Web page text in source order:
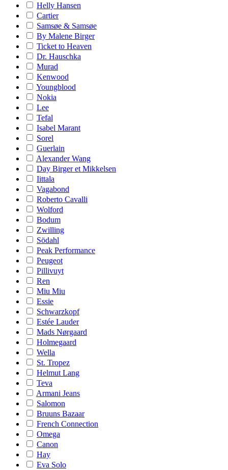
Helly Hansen
Cartier
Samsøe & Samsøe
By Malene Birger
Ticket to Heaven
Dr. Hauschka
Murad
Kenwood
Youngblood
Nokia
Lee
Tefal
Isabel Marant
Sorel
Guerlain
Alexander Wang
Day Birger et Mikkelsen
Iittala
Vagabond
Roberto Cavalli
Wolford
Bodum
Zwilling
Södahl
Peak Performance
Peugeot
Pillivuyt
Ren
Miu Miu
Essie
Schwarzkopf
Estée Lauder
Mads Nørgaard
Holmegaard
Wella
St. Tropez
Helmut Lang
Teva
Armani Jeans
Salomon
Bruuns Bazaar
French Connection
Omega
Canon
Hay
Eva Solo